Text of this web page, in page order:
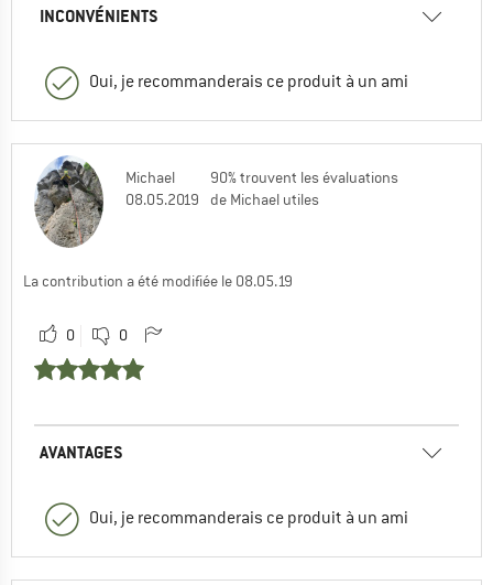
INCONVÉNIENTS
Oui, je recommanderais ce produit à un ami
Michael
08.05.2019
90% trouvent les évaluations
de Michael utiles
La contribution a été modifiée le 08.05.19
0 0
AVANTAGES
Oui, je recommanderais ce produit à un ami